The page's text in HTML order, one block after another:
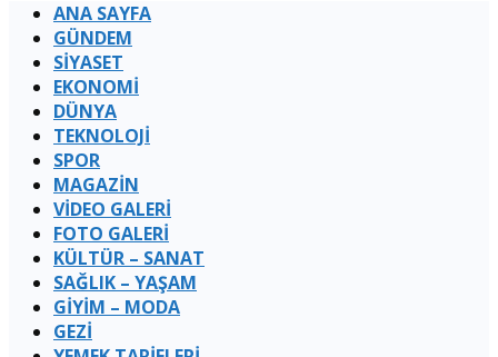
ANA SAYFA
GÜNDEM
SİYASET
EKONOMİ
DÜNYA
TEKNOLOJİ
SPOR
MAGAZİN
VİDEO GALERİ
FOTO GALERİ
KÜLTÜR – SANAT
SAĞLIK – YAŞAM
GİYİM – MODA
GEZİ